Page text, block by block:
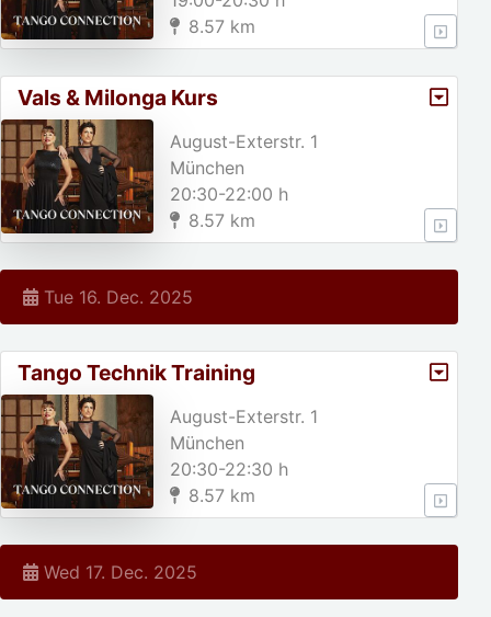
8.57 km
Vals & Milonga Kurs
August-Exterstr. 1
München
20:30-22:00 h
8.57 km
Tue 16. Dec. 2025
Tango Technik Training
August-Exterstr. 1
München
20:30-22:30 h
8.57 km
Wed 17. Dec. 2025